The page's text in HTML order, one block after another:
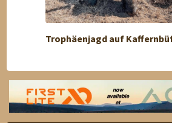
Trophäenjagd auf